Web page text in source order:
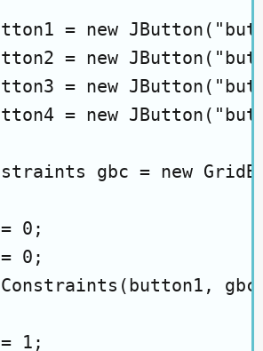
= new
= new
= new
= new
gbc = new
0;
0;
1;